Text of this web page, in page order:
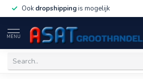
Ook dropshippingis mogelijk
MENU